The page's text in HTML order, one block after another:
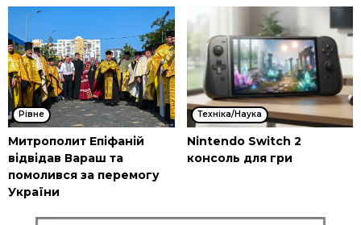
Рівне
Митрополит Епіфаній
відвідав Вараш та
помолився за перемогу
України
Техніка/Наука
Nintendo Switch 2
консоль для гри